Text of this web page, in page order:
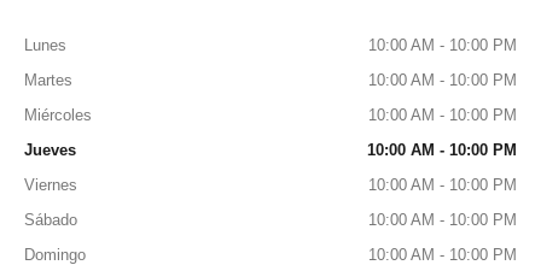
Lunes
10:00 AM - 10:00 PM
Martes
10:00 AM - 10:00 PM
Miércoles
10:00 AM - 10:00 PM
Jueves
10:00 AM - 10:00 PM
Viernes
10:00 AM - 10:00 PM
Sábado
10:00 AM - 10:00 PM
Domingo
10:00 AM - 10:00 PM